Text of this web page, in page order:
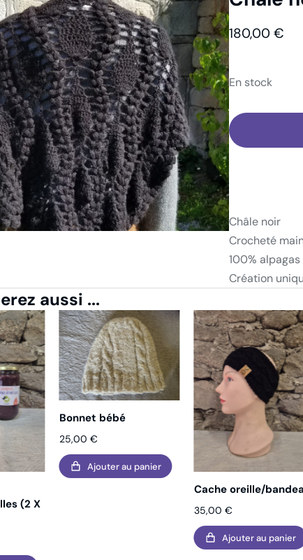
Châle Châle noir
180,00 €
En stock
Châle noir
Crocheté
100%
Création
aussi ...
(2 X
Bonnet bébé
25,00 €
Ajouter au panier
Cache oreille/
35,00 €
Ajouter au panier